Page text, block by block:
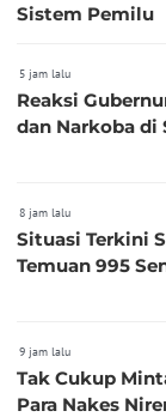
Sistem Pemilu
5 jam lalu
Reaksi Gubernur DKI Ada
dan Narkoba di
8 jam lalu
Situasi Terkini
Temuan 995
9 jam lalu
Tak Cukup
Para Nakes